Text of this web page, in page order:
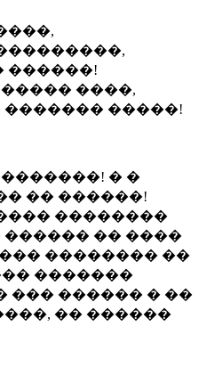
������!
����,
������� �����!
� �
�� ������!
��������
������ �� ����
�������� ��
�������
��� ������ � ��
�� ������